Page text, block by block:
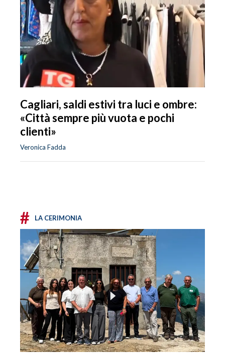
Cagliari, saldi estivi tra luci e ombre:
«Città sempre più vuota e pochi
clienti»
Veronica Fadda
# LA CERIMONIA